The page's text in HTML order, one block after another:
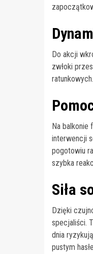
Do akcji
zwłoki
Na balkonie
interwencji
pogotowiu
szybka
Siła
Dzięki
specjaliści.
dnia
pustym